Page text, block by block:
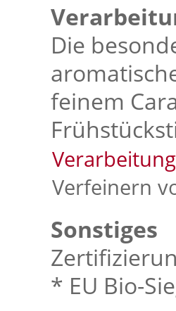
Die
feinem
Verfeinern
Sonstiges
* EU Bio-